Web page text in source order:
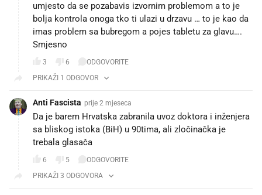
umjesto da se pozabavis izvornim problemom a to je
bolja kontrola onoga tko ti ulazi u drzavu … to je kao da
imas problem sa bubregom a pojes tabletu za glavu….
Smjesno
3 6
ODGOVORITE
PRIKAŽI 1 ODGOVOR
Anti Fascista prije 2 mjeseca
Da je barem Hrvatska zabranila uvoz doktora i inženjera
sa bliskog istoka (BiH) u 90tima, ali zločinačka je
trebala glasača
6 5
ODGOVORITE
PRIKAŽI 3 ODGOVORA